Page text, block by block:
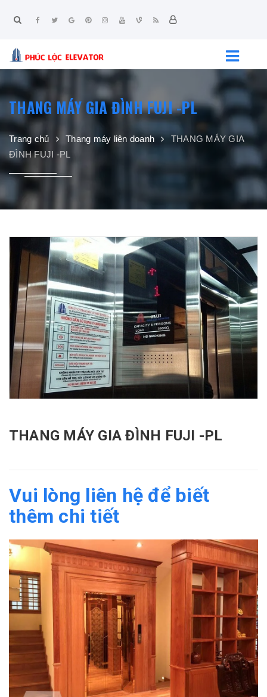
THANG MÁY GIA ĐÌNH FUJI -PL
Trang chủ Thang máy liên doanh
THANG MÁY GIA
ĐÌNH FUJI -PL
THANG MÁY GIA ĐÌNH FUJI -PL
Vui lòng liên hệ để biết
thêm chi tiết